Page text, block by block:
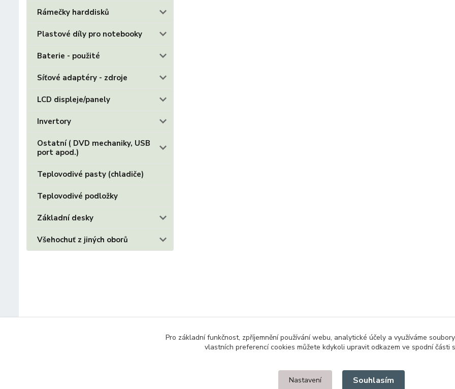
Rámečky harddisků
Plastové díly pro notebooky
Baterie - použité
Síťové adaptéry - zdroje
LCD displeje/panely
Invertory
Ostatní ( DVD mechaniky, USB
port apod.)
Teplovodivé pasty (chladiče)
Teplovodivé podložky
Základní desky
Všehochuť z jiných oborů
Upravit sběr cookies.
Pro základní funkčnost, zpříjemnění používání webu, analytické účely a využíváme
vlastních preferencí cookies můžete kdykoli upravit odkazem ve spodní části
Nastavení Souhlasím